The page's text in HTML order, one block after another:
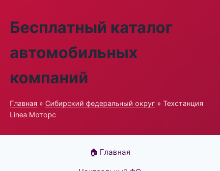
Бесплатный каталог
автомобильных
компаний
Главная » Сибирский федеральный округ » Техстанция
Linea Моторс
🏠 Главная